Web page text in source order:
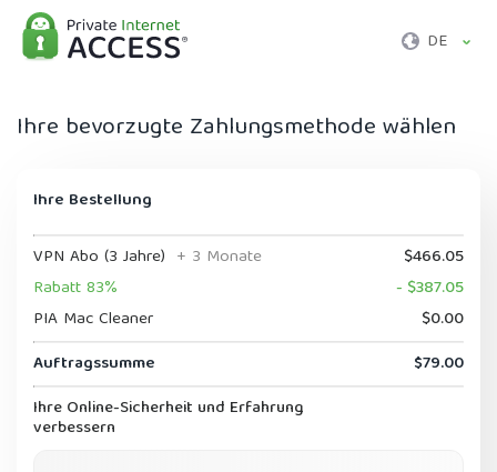
DE
Ihre bevorzugte Zahlungsmethode wählen
Ihre Bestellung
VPN Abo (3 Jahre) + 3 Monate
$466.05
Rabatt 83%
- $387.05
PIA Mac Cleaner
$0.00
Auftragssumme
$79.00
Ihre Online-Sicherheit und Erfahrung
verbessern